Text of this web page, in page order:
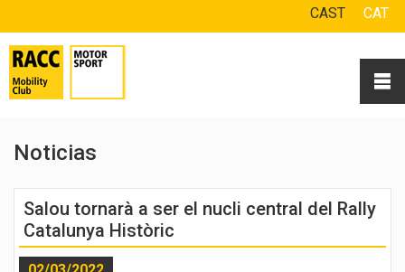
CAST CAT
Noticias
Salou tornarà a ser el nucli central del Rally
Catalunya Històric